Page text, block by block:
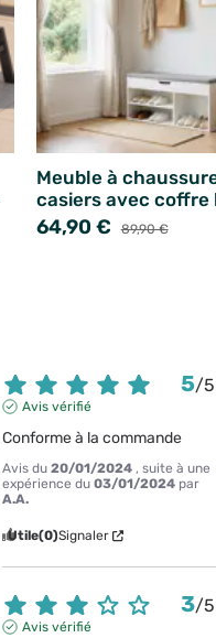
Meuble à
casiers avec coffre
64,90 € 89,90 €
5/5
Avis vérifié
Conforme à la commande
Avis du20/01/2024 , suite à une
expérience du03/01/2024 par
A.A.
Utile(0)Signaler
3/5
Avis vérifié